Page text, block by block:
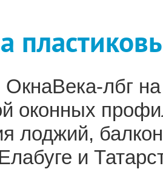
лбг
оконных
лоджий,
и